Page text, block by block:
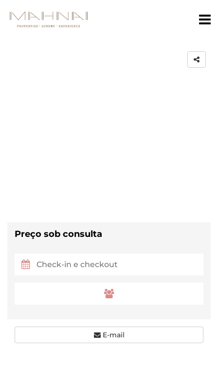
Preço sob consulta
E-mail